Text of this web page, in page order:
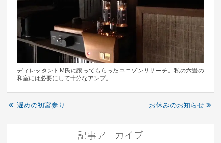
ディレッタントM氏に譲ってもらったユニゾンリサーチ。私の六畳の
和室には必要にして十分なアンプ。
遅めの初宮参り お休みのお知らせ
記事アーカイブ